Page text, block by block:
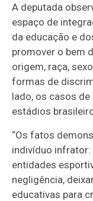
A deputada
espaço de
da educação e
promover o bem
origem, raça,
formas de
lado, os casos
estádios
“Os fatos
indivíduo infrator:
entidades
negligência,
educativas para